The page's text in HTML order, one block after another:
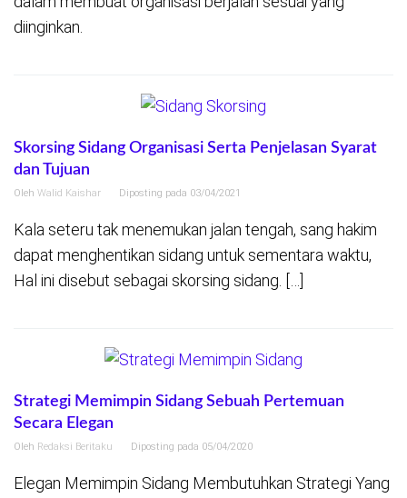
diinginkan.
Skorsing Sidang Organisasi Serta Penjelasan Syarat
dan Tujuan
Oleh Walid Kaishar Diposting pada 03/04/2021
Kala seteru tak menemukan jalan tengah, sang hakim
dapat menghentikan sidang untuk sementara waktu,
Hal ini disebut sebagai skorsing sidang. […]
Strategi Memimpin Sidang Sebuah Pertemuan
Secara Elegan
Oleh Redaksi Beritaku Diposting pada 05/04/2020
Elegan Memimpin Sidang Membutuhkan Strategi Yang